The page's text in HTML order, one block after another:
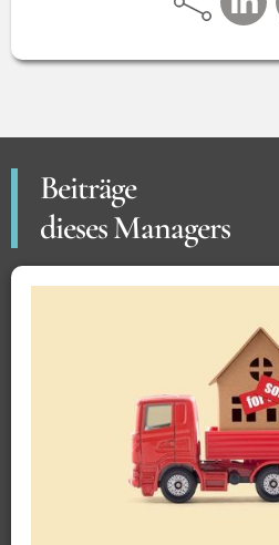
Beiträge
dieses Managers